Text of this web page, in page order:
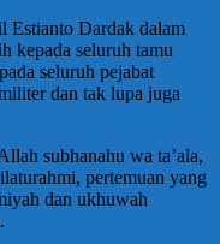
Estianto Dardak dalam
kepada seluruh tamu
seluruh pejabat
dan tak lupa juga
subhanahu wa ta’ala,
pertemuan yang
dan ukhuwah